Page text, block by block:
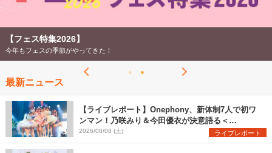
【フェス特集2026】
今年もフェスの季節がやってきた！
最新ニュース
【ライブレポート】Onephony、新体制7人で初ワ
ンマン！乃咲みり＆今田優衣が決意語る＜
Onephony新体制1st Oneman Live はじまりの夏
＞
2026/08/08 (土) ライブレポート